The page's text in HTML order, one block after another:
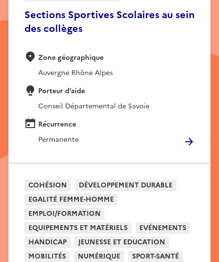
Sections Sportives Scolaires au sein
des collèges
Zone géographique
Auvergne Rhône Alpes
Porteur d’aide
Conseil Départemental de Savoie
Récurrence
Permanente
COHÉSION
DÉVELOPPEMENT DURABLE
EGALITÉ FEMME-HOMME
EMPLOI/FORMATION
EQUIPEMENTS ET MATÉRIELS
EVÉNEMENTS
HANDICAP
JEUNESSE ET EDUCATION
MOBILITÉS
NUMÉRIQUE
SPORT-SANTÉ